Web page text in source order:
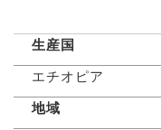
生産国
エチオピア
地域